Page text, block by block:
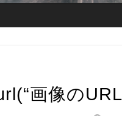
画像の